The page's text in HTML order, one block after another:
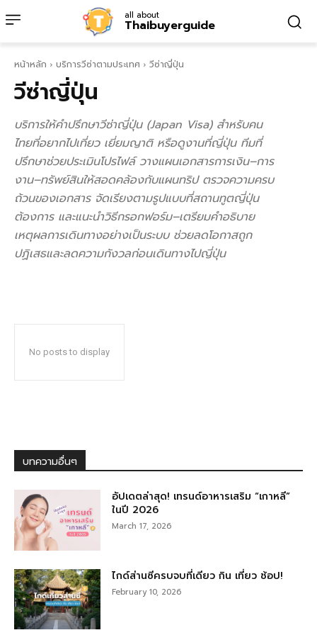
all about
Thaibuyerguide
หน้าหลัก บริการวีซ่าตามประเทศ วีซ่าญี่ปุ่น
วีซ่าญี่ปุ่น
บริการให้คำปรึกษาวีซ่าญี่ปุ่น (Japan Visa) สำหรับคน
ไทยที่อยากไปเที่ยว เยี่ยมญาติ หรือดูงานที่ญี่ปุ่น ทีมที่
ปรึกษาช่วยประเมินโปรไฟล์ วางแผนเอกสารการเงิน–การ
งาน–ทรัพย์สินให้สอดคล้องกับแผนทริป ตรวจความครบ
ถ้วนของเอกสาร จัดเรียงตามรูปแบบที่สถานทูตญี่ปุ่น
ต้องการ และแนะนำวิธีกรอกฟอร์ม–เตรียมคำอธิบาย
เหตุผลการเดินทางอย่างเป็นระบบ ช่วยลดโอกาสถูก
ปฏิเสธและลดความกังวลก่อนเดินทางไปญี่ปุ่น
No posts to display
บทความอื่นๆ
อัปเดตล่าสุด! เทรนด์อาหารเสริม “เกาหลี”
ในปี 2026
March 17, 2026
ไกด์ส่านซีครบจบที่เดียว กิน เที่ยว ช้อป!
February 10, 2026